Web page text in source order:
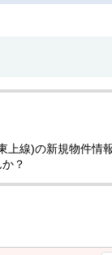
上線)の新規物件情
？